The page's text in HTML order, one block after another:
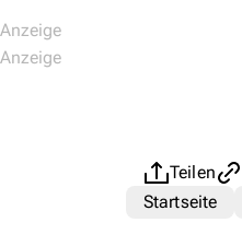
Teilen
Startseite